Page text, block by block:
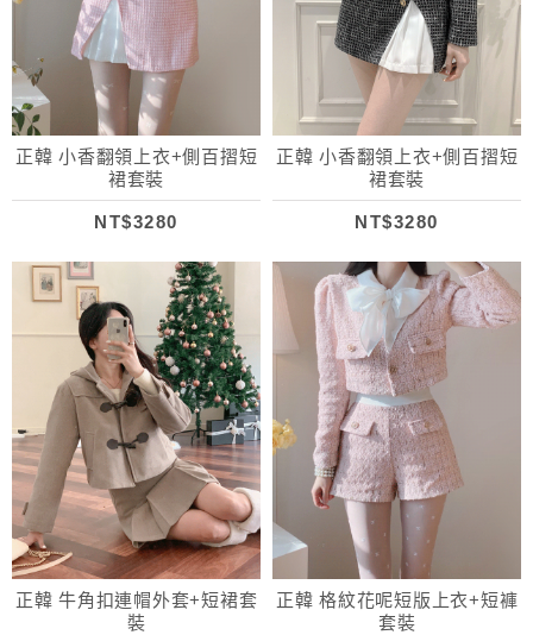
正韓 小香翻領上衣+側百摺短
裙套裝
NT$3280
正韓 小香翻領上衣+側百摺短
裙套裝
NT$3280
正韓 牛角扣連帽外套+短裙套
裝
正韓 格紋花呢短版上衣+短褲
套裝